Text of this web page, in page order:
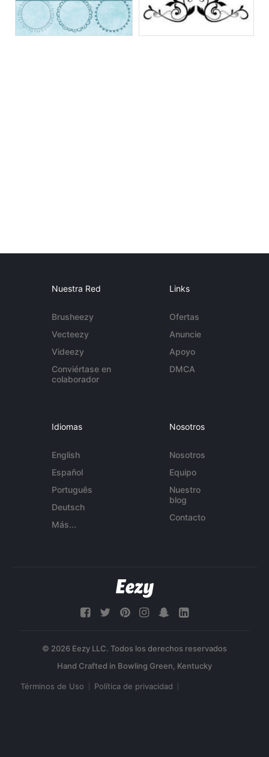
Nuestra Red
Brusheezy
Vecteezy
Videezy
Conviértase en
colaborador
Links
Ofertas
Anuncie
Apoyo
DMCA
Idiomas
English
Español
Português
Deutsch
Más...
Nosotros
Nosotros
Equipo
Nuestro
blog
Contacto
© 2026 Eezy LLC. Todos los derechos reservados
Términos de Uso Política de privacidad